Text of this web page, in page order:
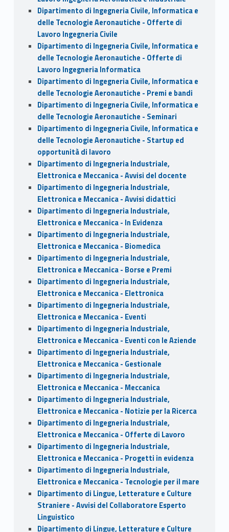
Dipartimento di Ingegneria Civile, Informatica e
delle Tecnologie Aeronautiche - Offerte di
Lavoro Ingegneria Civile
Dipartimento di Ingegneria Civile, Informatica e
delle Tecnologie Aeronautiche - Offerte di
Lavoro Ingegneria Informatica
Dipartimento di Ingegneria Civile, Informatica e
delle Tecnologie Aeronautiche - Premi e bandi
Dipartimento di Ingegneria Civile, Informatica e
delle Tecnologie Aeronautiche - Seminari
Dipartimento di Ingegneria Civile, Informatica e
delle Tecnologie Aeronautiche - Startup ed
opportunità di lavoro
Dipartimento di Ingegneria Industriale,
Elettronica e Meccanica - Avvisi del docente
Dipartimento di Ingegneria Industriale,
Elettronica e Meccanica - Avvisi didattici
Dipartimento di Ingegneria Industriale,
Elettronica e Meccanica - In Evidenza
Dipartimento di Ingegneria Industriale,
Elettronica e Meccanica - Biomedica
Dipartimento di Ingegneria Industriale,
Elettronica e Meccanica - Borse e Premi
Dipartimento di Ingegneria Industriale,
Elettronica e Meccanica - Elettronica
Dipartimento di Ingegneria Industriale,
Elettronica e Meccanica - Eventi
Dipartimento di Ingegneria Industriale,
Elettronica e Meccanica - Eventi con le Aziende
Dipartimento di Ingegneria Industriale,
Elettronica e Meccanica - Gestionale
Dipartimento di Ingegneria Industriale,
Elettronica e Meccanica - Meccanica
Dipartimento di Ingegneria Industriale,
Elettronica e Meccanica - Notizie per la Ricerca
Dipartimento di Ingegneria Industriale,
Elettronica e Meccanica - Offerte di Lavoro
Dipartimento di Ingegneria Industriale,
Elettronica e Meccanica - Progetti in evidenza
Dipartimento di Ingegneria Industriale,
Elettronica e Meccanica - Tecnologie per il mare
Dipartimento di Lingue, Letterature e Culture
Straniere - Avvisi del Collaboratore Esperto
Linguistico
Dipartimento di Lingue, Letterature e Culture